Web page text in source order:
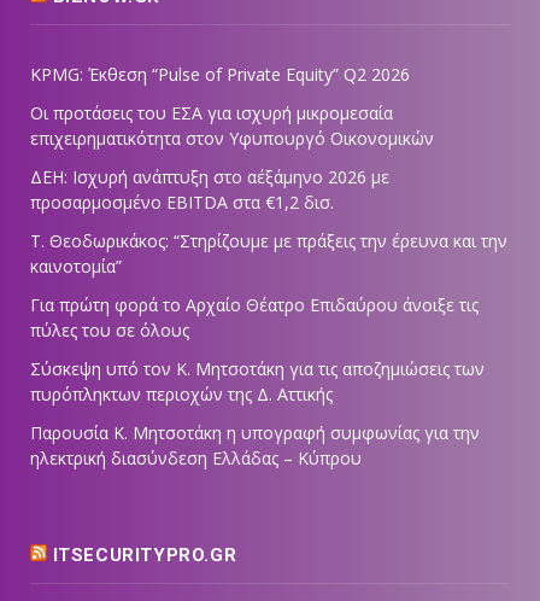
KPMG: Έκθεση “Pulse of Private Equity” Q2 2026
Οι προτάσεις του ΕΣΑ για ισχυρή μικρομεσαία
επιχειρηματικότητα στον Υφυπουργό Οικονομικών
ΔΕΗ: Ισχυρή ανάπτυξη στο α΄εξάμηνο 2026 με
προσαρμοσμένο EBITDA στα €1,2 δισ.
Τ. Θεοδωρικάκος: “Στηρίζουμε με πράξεις την έρευνα και την
καινοτομία”
Για πρώτη φορά το Αρχαίο Θέατρο Επιδαύρου άνοιξε τις
πύλες του σε όλους
Σύσκεψη υπό τον Κ. Μητσοτάκη για τις αποζημιώσεις των
πυρόπληκτων περιοχών της Δ. Αττικής
Παρουσία Κ. Μητσοτάκη η υπογραφή συμφωνίας για την
ηλεκτρική διασύνδεση Ελλάδας – Κύπρου
ITSECURITYPRO.GR